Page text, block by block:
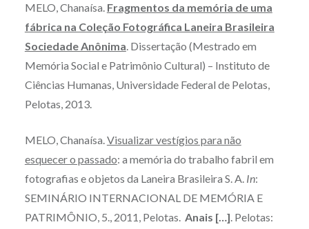
MELO, Chanaísa. Fragmentos da memória de uma
fábrica na Coleção Fotográfica Laneira Brasileira
Sociedade Anônima. Dissertação (Mestrado em
Memória Social e Patrimônio Cultural) – Instituto de
Ciências Humanas, Universidade Federal de Pelotas,
Pelotas, 2013.
MELO, Chanaísa.Visualizar vestígios para não
esquecer o passado: a memória do trabalho fabril em
fotografias e objetos da Laneira Brasileira S. A. In:
SEMINÁRIO INTERNACIONAL DE MEMÓRIA E
PATRIMÔNIO, 5., 2011, Pelotas. Anais […]. Pelotas: